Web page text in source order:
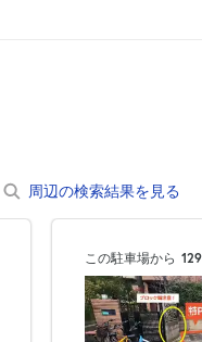
周辺の検索結果を見る
この駐車場から